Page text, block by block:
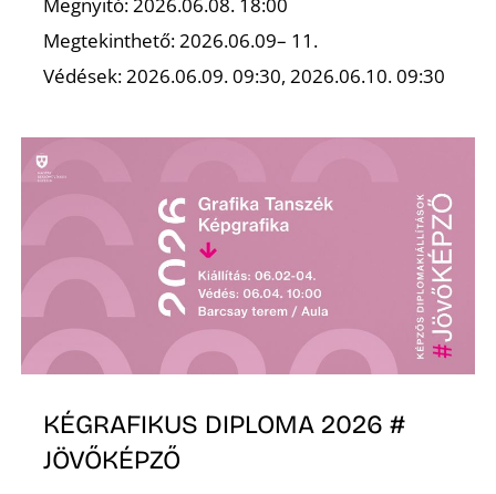
Megtekinthető: 2026.06.09– 11.
Védések: 2026.06.09. 09:30, 2026.06.10. 09:30
KÉGRAFIKUS DIPLOMA 2026 #
JÖVŐKÉPZŐ